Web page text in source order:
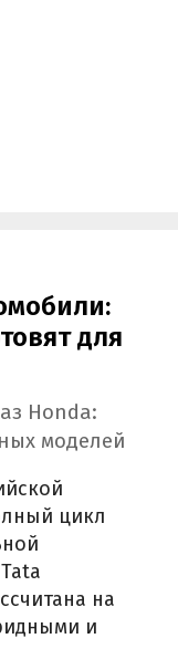
для
Honda:
моделей
цикл
на
и